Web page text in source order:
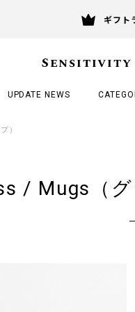
ギフト
Sensitivity
UPDATE NEWS
）
/ Mugs（